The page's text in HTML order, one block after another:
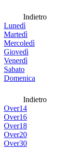
Indietro
Lunedì
Martedì
Mercoledì
Giovedì
Venerdì
Sabato
Domenica
Indietro
Over14
Over16
Over18
Over20
Over30